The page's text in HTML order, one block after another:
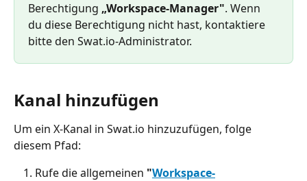
Berechtigung „Workspace-Manager". Wenn
du diese Berechtigung nicht hast, kontaktiere
bitte den Swat.io-Administrator.
Kanal hinzufügen
Um ein X-Kanal in Swat.io hinzuzufügen, folge
diesem Pfad:
Rufe die allgemeinen "Workspace-